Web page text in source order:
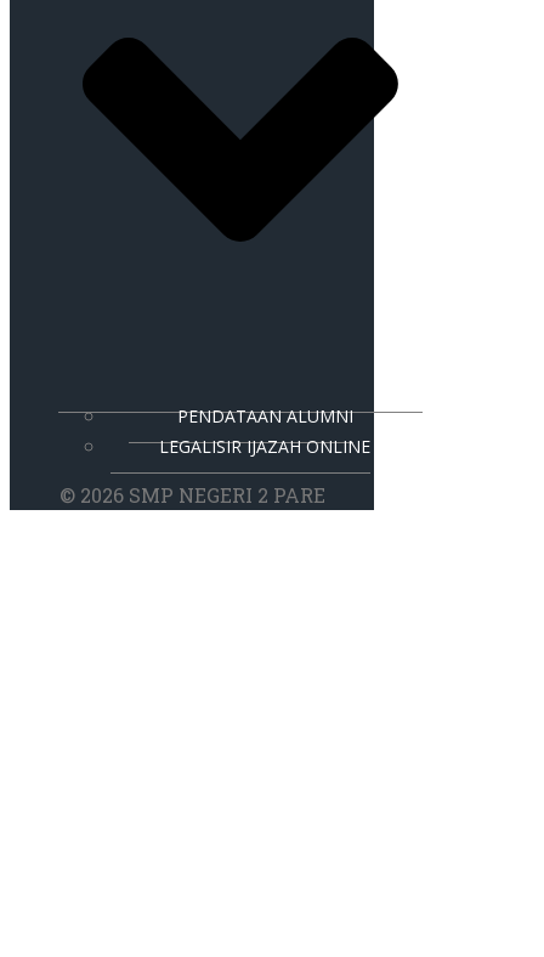
PENDATAAN ALUMNI
LEGALISIR IJAZAH ONLINE
© 2026 SMP NEGERI 2 PARE